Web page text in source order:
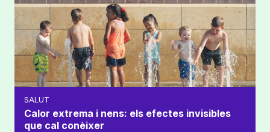
SALUT
Calor extrema i nens: els efectes invisibles
que cal conèixer